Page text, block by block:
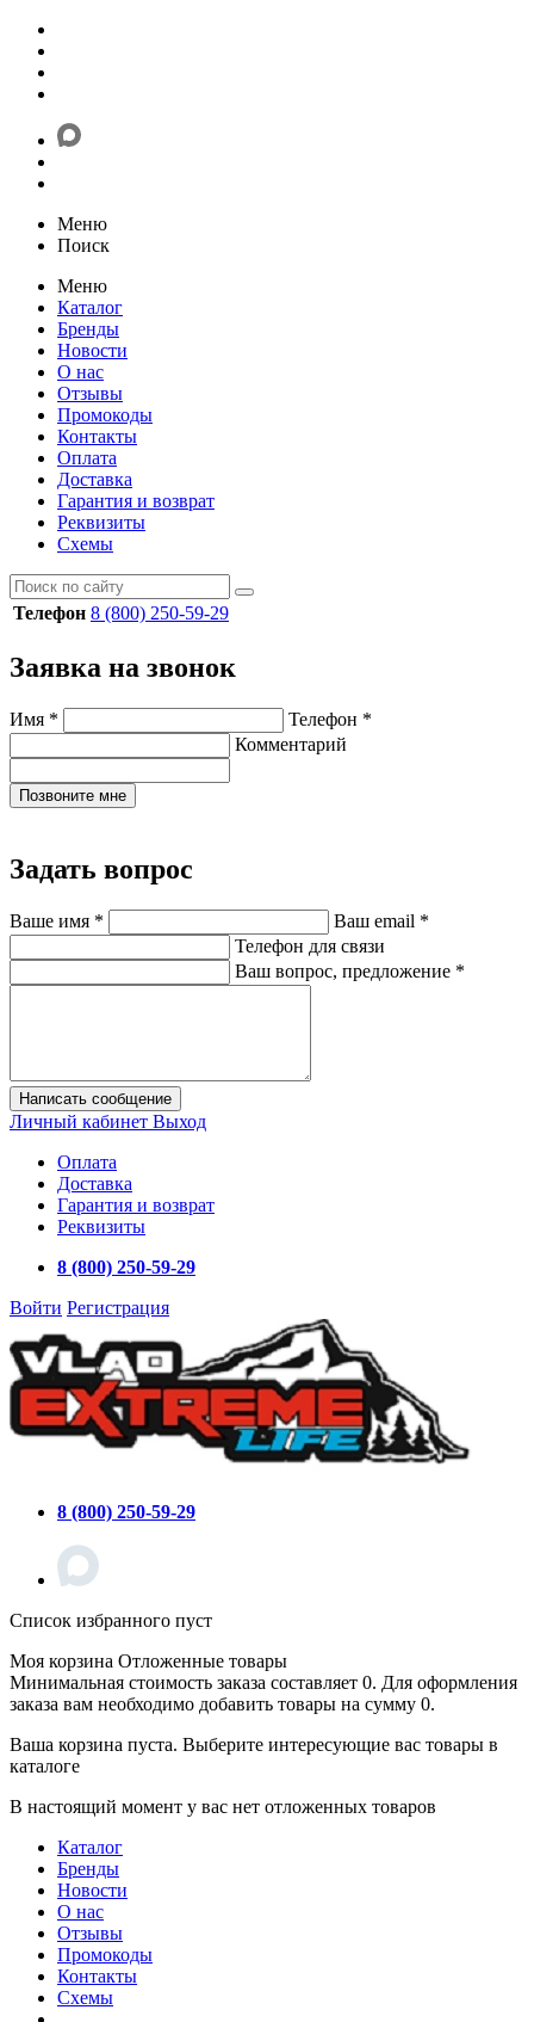
Меню
Поиск
Меню
Каталог
Бренды
Новости
О нас
Отзывы
Промокоды
Контакты
Оплата
Доставка
Гарантия и возврат
Реквизиты
Схемы
Телефон 8 (800) 250-59-29
Заявка на звонок
Имя * Телефон *
Комментарий
Позвоните мне
Задать вопрос
Ваше имя * Ваш email *
Телефон для связи
Ваш вопрос, предложение *
Написать сообщение
Личный кабинет Выход
Оплата
Доставка
Гарантия и возврат
Реквизиты
8 (800) 250-59-29
Войти Регистрация
8 (800) 250-59-29
Список избранного пуст
Моя корзина Отложенные товары
Минимальная стоимость заказа составляет 0. Для оформления
заказа вам необходимо добавить товары на сумму 0.
Ваша корзина пуста. Выберите интересующие вас товары в
каталоге
В настоящий момент у вас нет отложенных товаров
Каталог
Бренды
Новости
О нас
Отзывы
Промокоды
Контакты
Схемы